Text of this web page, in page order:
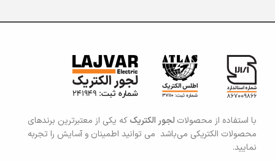
با استفاده از محصولات لجور الکتریککه یکی از معتبرترین برندهای
محصولات الکتریکی می‌باشد می توانید اطمینان و آسایش را تجربه
نمایید.